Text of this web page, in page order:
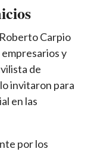
Carpio
y
de
invitaron para
en las
por los